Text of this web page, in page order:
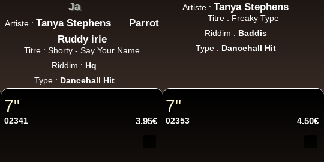
11.95€
Ja
Artiste :Tanya Stephens
Parrot
Ruddy irie
Titre : Shorty - Say Your Name
Riddim : Hq
Type : Dancehall Hit
Artiste :Tanya Stephens
Titre : Freaky Type
Riddim : Baddis
Type : Dancehall Hit
7"
02341 3.95€
7"
02353 4.50€